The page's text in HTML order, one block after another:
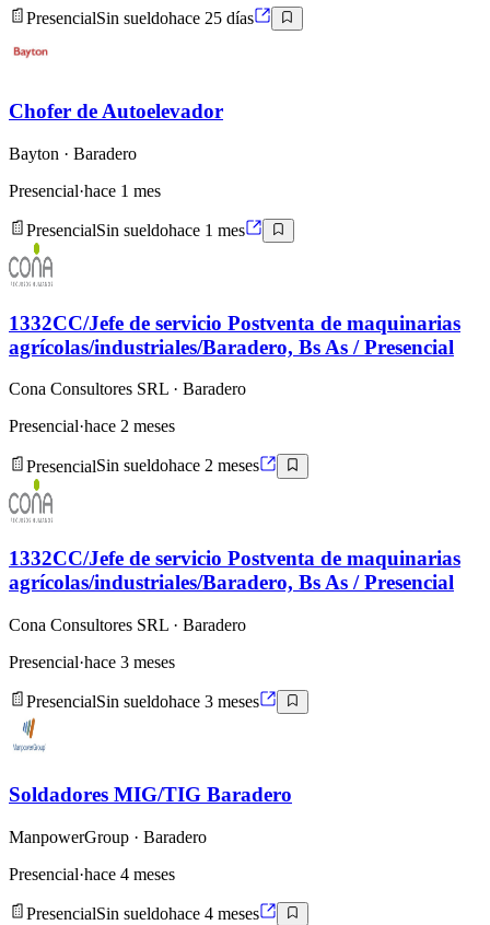
PresencialSin sueldohace 25 días
Chofer de Autoelevador
Bayton · Baradero
Presencial·hace 1 mes
PresencialSin sueldohace 1 mes
1332CC/Jefe de servicio Postventa de maquinarias
agrícolas/industriales/Baradero, Bs As / Presencial
Cona Consultores SRL · Baradero
Presencial·hace 2 meses
PresencialSin sueldohace 2 meses
1332CC/Jefe de servicio Postventa de maquinarias
agrícolas/industriales/Baradero, Bs As / Presencial
Cona Consultores SRL · Baradero
Presencial·hace 3 meses
PresencialSin sueldohace 3 meses
Soldadores MIG/TIG Baradero
ManpowerGroup · Baradero
Presencial·hace 4 meses
PresencialSin sueldohace 4 meses